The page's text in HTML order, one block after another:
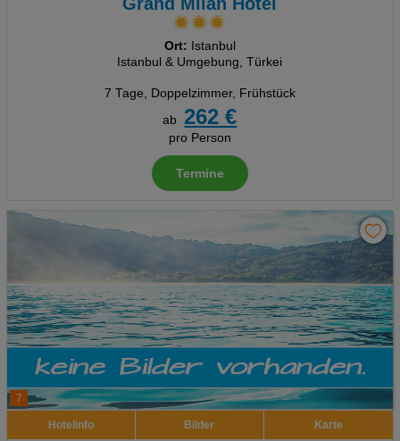
Ort: Istanbul
Istanbul & Umgebung, Türkei
7 Tage, Doppelzimmer, Frühstück
ab
262 €
pro Person
Termine
7
Hotelinfo Bilder Karte